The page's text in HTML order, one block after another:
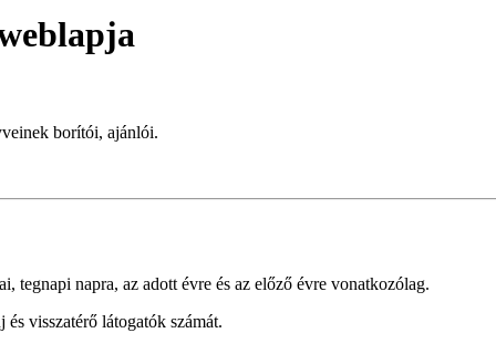
borítói, ajánlói.
tegnapi napra, az adott évre és az előző évre vonatkozólag.
visszatérő látogatók számát.